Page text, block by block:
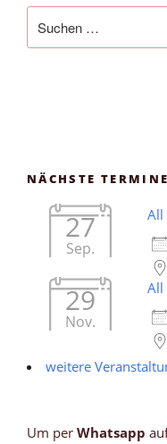
nach:
NÄCHSTE
27
Sep.
All
29
Nov.
All
weitere
Um per Whatsapp